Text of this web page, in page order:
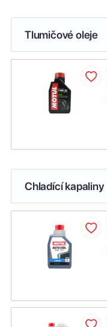
Tlumičové oleje
Chladící kapaliny